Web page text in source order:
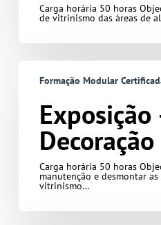
Carga horária 50 horas
de vitrinismo das áreas de
Exposição
Decoração
Formação Modular
Exposição
Decoração
Carga horária 50 horas
manutenção e desmontar
vitrinismo…